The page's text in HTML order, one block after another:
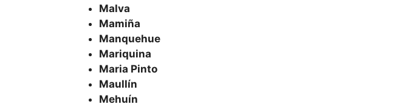
Malva
Mamiña
Manquehue
Mariquina
Maria Pinto
Maullín
Mehuín